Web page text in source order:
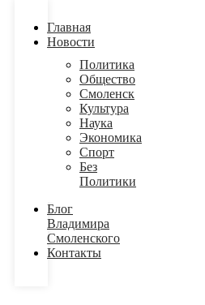
Главная
Новости
Политика
Общество
Смоленск
Культура
Наука
Экономика
Спорт
Без
Политики
Блог
Владимира
Смоленского
Контакты